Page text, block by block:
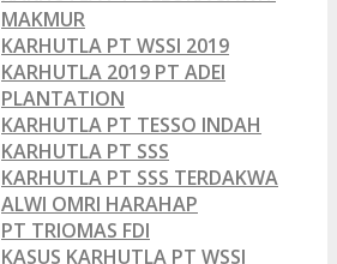
MAKMUR
KARHUTLA PT WSSI 2019
KARHUTLA 2019 PT ADEI
PLANTATION
KARHUTLA PT TESSO INDAH
KARHUTLA PT SSS
KARHUTLA PT SSS TERDAKWA
ALWI OMRI HARAHAP
PT TRIOMAS FDI
KASUS KARHUTLA PT WSSI